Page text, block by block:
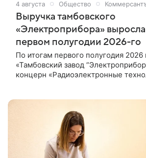
4 августа Общество
Выручка тамбовского
«Электроприбора» выросла
первом полугодии 2026-го
По итогам первого полугодия
«Тамбовский завод
концерн «Радиоэлектронные
прибыль компании составила 1,82
снизившись на 2,3% по сравнению
годом ранее. Это следует из
отчетности общества, с которой
Черноземье».